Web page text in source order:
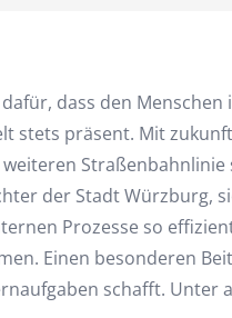
dass den Menschen
stets präsent. Mit
der Stadt Würzburg,
Prozesse so
Einen besonderen
schafft. Unter